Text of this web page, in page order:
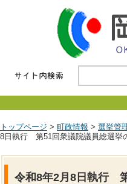
トップページ > 町政情報 > 選挙管
8日執行 第51回衆議院議員総選挙
令和8年2月8日執行